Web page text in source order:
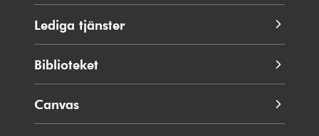
Lediga tjänster
Biblioteket
Canvas